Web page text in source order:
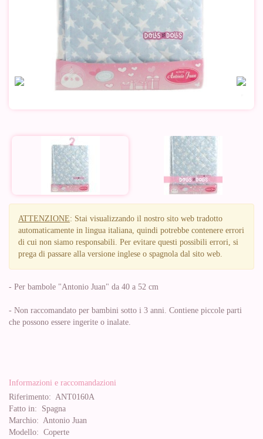
ATTENZIONE: Stai visualizzando il nostro sito web tradotto
automaticamente in lingua italiana, quindi potrebbe contenere errori
di cui non siamo responsabili. Per evitare questi possibili errori, si
prega di passare alla versione inglese o spagnola dal sito web.
- Per bambole "Antonio Juan" da 40 a 52 cm
- Non raccomandato per bambini sotto i 3 anni. Contiene piccole parti
che possono essere ingerite o inalate.
Informazioni e raccomandazioni
Riferimento: ANT0160A
Fatto in: Spagna
Marchio: Antonio Juan
Modello: Coperte